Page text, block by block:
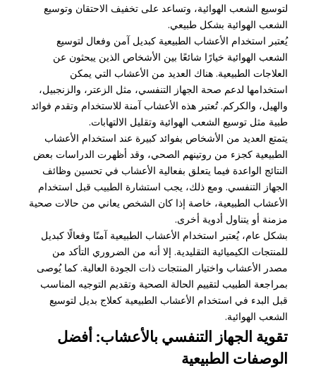
لتوسيع الشعب الهوائية، وتساعد على تخفيف الاحتقان وتوسيع
الشعب الهوائية بشكل طبيعي.
يُعتبر استخدام الأعشاب الطبيعية كبديل آمن وفعال لتوسيع
الشعب الهوائية خيارًا شائعًا بين الأشخاص الذين يبحثون عن
العلاجات الطبيعية. هناك العديد من الأعشاب التي يمكن
استخدامها لدعم صحة الجهاز التنفسي، مثل الزعتر، والزنجبيل،
والهيل، والكركم. تُعتبر هذه الأعشاب آمنة للاستخدام وتقدم فوائد
طبية مثل توسيع الشعب الهوائية وتقليل الالتهابات.
يتمتع العديد من الأشخاص بفوائد كبيرة عند استخدام الأعشاب
الطبيعية كجزء من روتينهم الصحي، وقد أظهرت الدراسات بعض
النتائج الواعدة فيما يتعلق بفعالية الأعشاب في تحسين وظائف
الجهاز التنفسي. ومع ذلك، يجب استشارة الطبيب قبل استخدام
الأعشاب الطبيعية، خاصة إذا كان الشخص يعاني من حالات صحية
مزمنة أو يتناول أدوية أخرى.
بشكل عام، يُعتبر استخدام الأعشاب الطبيعية آمنًا وفعالًا كبديل
للمنتجات الكيميائية التقليدية. إلا أنه من الضروري التأكد من
مصدر الأعشاب واختيار المنتجات ذات الجودة العالية. كما يُوصى
بمراجعة الطبيب لتقييم الحالة الصحية وتقديم التوجيه المناسب
قبل البدء في استخدام الأعشاب الطبيعية كعلاج بديل لتوسيع
الشعب الهوائية.
تقوية الجهاز التنفسي بالأعشاب: أفضل
الوصفات الطبيعية